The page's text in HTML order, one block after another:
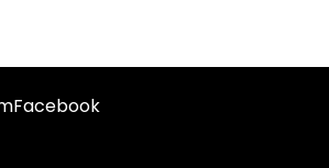
Facebook